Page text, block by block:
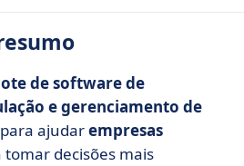
de software de
e gerenciamento de
ajudarempresas
tomar decisões mais